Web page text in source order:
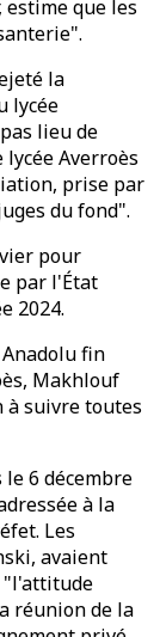
que les
la
lycée
lieu de
Averroès
prise par
du fond".
pour
par l'État
2024.
fin
Makhlouf
à suivre toutes
6 décembre
à la
Les
avaient
"l'attitude
réunion de la